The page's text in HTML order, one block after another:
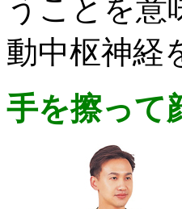
うことを意
動中枢神経
手を擦って